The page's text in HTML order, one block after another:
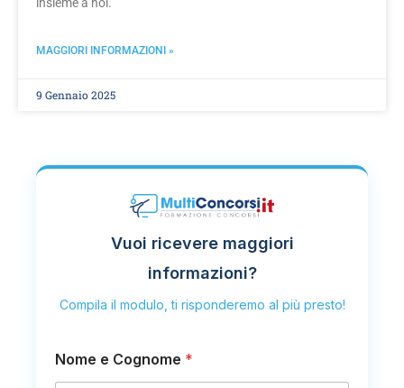
MAGGIORI INFORMAZIONI »
9 Gennaio 2025
Vuoi ricevere maggiori
informazioni?
Compila il modulo, ti risponderemo al più presto!
m
a
Nome e Cognome *